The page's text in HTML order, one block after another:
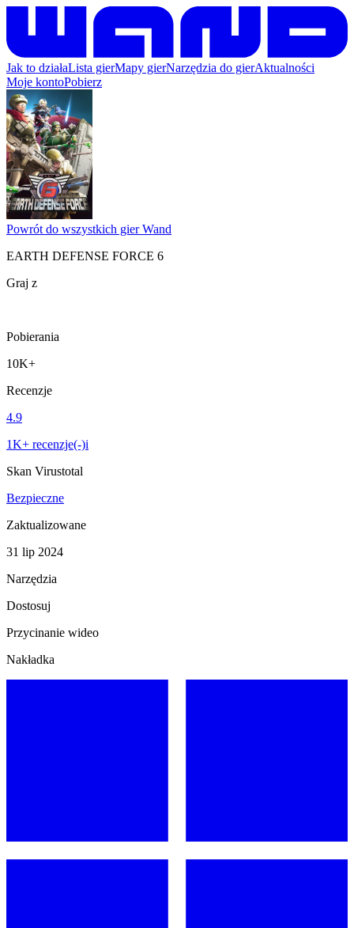
Jak to działaLista gierMapy gierNarzędzia do gierAktualności
Moje kontoPobierz
Powrót do wszystkich gier Wand
EARTH DEFENSE FORCE 6
Graj z
Pobierania
10K+
Recenzje
4.9
1K+ recenzje(-)i
Skan Virustotal
Bezpieczne
Zaktualizowane
31 lip 2024
Narzędzia
Dostosuj
Przycinanie wideo
Nakładka